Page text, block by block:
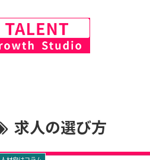
求人の選び方